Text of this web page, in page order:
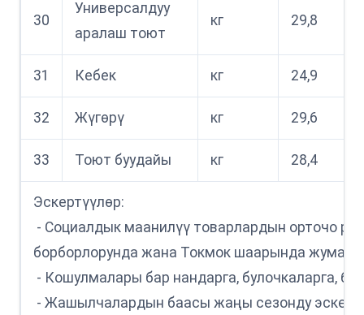
30
Универсалдуу
аралаш тоют
кг 29,8
31 Кебек кг 24,9
32 Жүгөрү кг 29,6
33 Тоют буудайы кг 28,4
Эскертүүлөр:
- Социалдык маанилүү товарлардын орточо
борборлорунда жана Токмок шаарында жума
- Кошулмалары бар нандарга, булочкаларга,
- Жашылчалардын баасы жаңы сезонду эске